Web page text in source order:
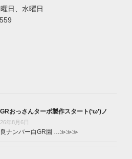
日、水曜日
おっさんターボ製作スタート(‘ω’)ノ
年8月6日
ナンバー白GR園 … ≫≫≫